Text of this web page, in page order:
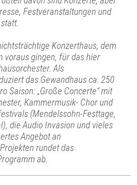
Festveranstaltungen und
Konzerthaus, dem
voraus gingen, für das hier
Als
das Gewandhaus ca. 250
Saison: „Große Concerte“ mit
Kammermusik- Chor und
(Mendelssohn-Festtage,
die Audio Invasion und vieles
Angebot an
rundet das
ab.